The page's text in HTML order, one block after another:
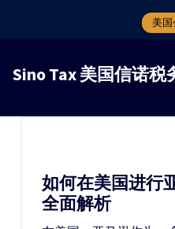
美国
Sino Tax 美国信诺
如何在美国进行
全面解析